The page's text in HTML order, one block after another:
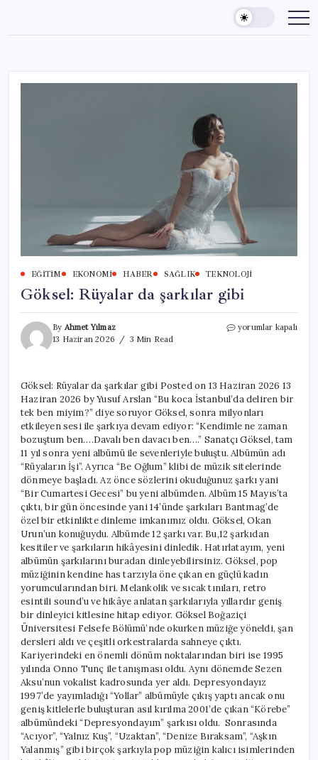
content
EĞITIM EKONOMI HABER SAĞLIK TEKNOLOJI
Göksel: Rüyalar da şarkılar gibi
By Ahmet Yılmaz
13 Haziran 2026
3 Min Read
Göksel:
için
yorumlar kapalı
Göksel: Rüyalar da şarkılar gibi Posted on 13 Haziran 2026 13
Haziran 2026 by Yusuf Arslan “Bu koca İstanbul’da deliren bir
tek ben miyim?” diye soruyor Göksel, sonra milyonları
etkileyen sesi ile şarkıya devam ediyor: “Kendimle ne zaman
bozuştum ben….Davalı ben davacı ben….” Sanatçı Göksel, tam
11 yıl sonra yeni albümü ile sevenleriyle buluştu. Albümün adı
“Rüyaların İşi”. Ayrıca “Be Oğlum” klibi de müzik sitelerinde
dönmeye başladı. Az önce sözlerini okuduğunuz şarkı yani
“Bir Cumartesi Gecesi” bu yeni albümden. Albüm 15 Mayıs’ta
çıktı, bir gün öncesinde yani 14’ünde şarkıları Bantmag’de
özel bir etkinlikte dinleme imkanımız oldu. Göksel, Okan
Urun’un konuğuydu. Albümde 12 şarkı var. Bu,12 şarkıdan
kesitiler ve şarkıların hikâyesini dinledik. Hatırlatayım, yeni
albümün şarkılarını buradan dinleyebilirsiniz. Göksel, pop
müziğinin kendine has tarzıyla öne çıkan en güçlü kadın
yorumcularından biri. Melankolik ve sıcak tınıları, retro
esintili sound’u ve hikâye anlatan şarkılarıyla yıllardır geniş
bir dinleyici kitlesine hitap ediyor. Göksel Boğaziçi
Üniversitesi Felsefe Bölümü’nde okurken müziğe yöneldi, şan
dersleri aldı ve çeşitli orkestralarda sahneye çıktı.
Kariyerindeki en önemli dönüm noktalarından biri ise 1995
yılında Onno Tunç ile tanışması oldu. Aynı dönemde Sezen
Aksu’nun vokalist kadrosunda yer aldı. Depresyondayız
1997’de yayımladığı “Yollar” albümüyle çıkış yaptı ancak onu
geniş kitlelerle buluşturan asıl kırılma 2001’de çıkan “Körebe”
albümündeki “Depresyondayım” şarkısı oldu. Sonrasında
“Acıyor”, “Yalnız Kuş”, “Uzaktan”, “Denize Bıraksam”, “Aşkın
Yalanmış” gibi birçok şarkıyla pop müziğin kalıcı isimlerinden